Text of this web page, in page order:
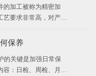
的加工被称为精密加
要求非常高，对产品
状的精度等。 下面介
一定的误差。 （2）
保养
的关键是加强日常保
容：日检、周检、月